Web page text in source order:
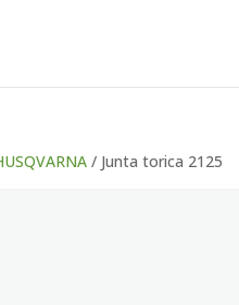
/ Junta torica 2125